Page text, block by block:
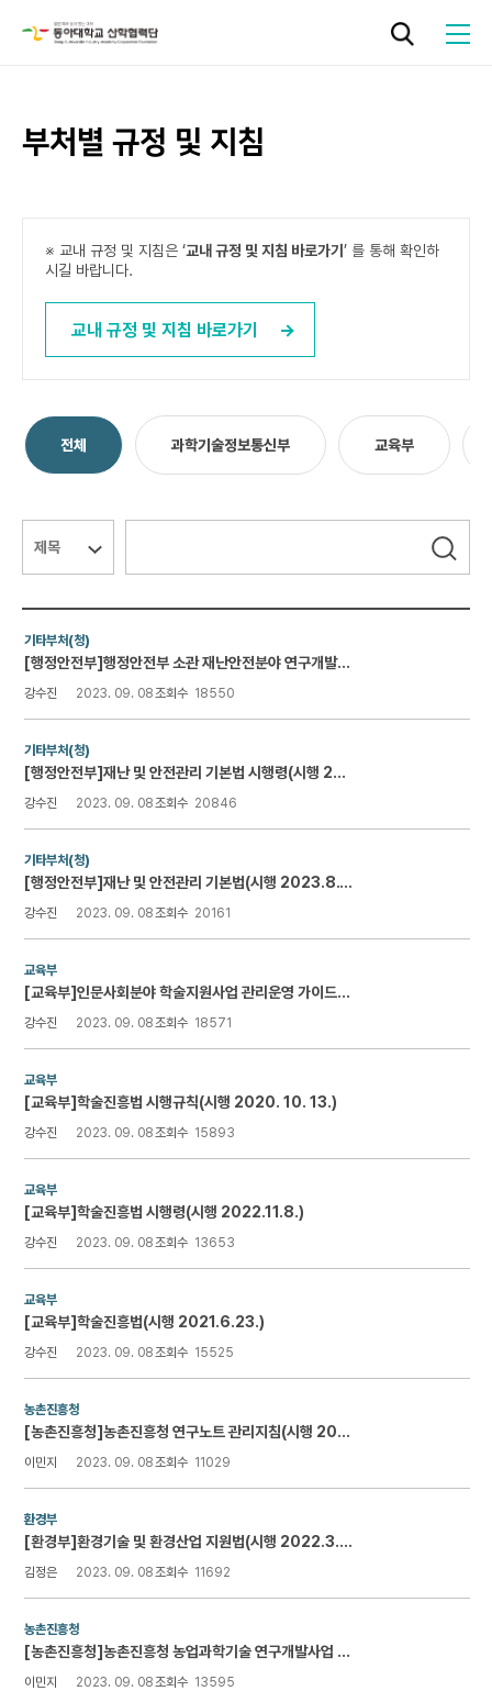
로그인
기술사업화
성과관리
커뮤니티
자료실
부처별 규정 및 지침
※ 교내 규정 및 지침은 ‘교내 규정 및 지침 바로가기 ’ 를 통해 확인하
시길 바랍니다.
교내 규정 및 지침 바로가기
전체 과학기술정보통신부 교육부
검색대상
검색어
필수 검색
기타부처(청)
[행정안전부]행정안전부 소관 재난안전분야 연구개발사업 처리규정(시행 2023.1.20.)
강수진 2023. 09. 08조회수 18550
기타부처(청)
[행정안전부]재난 및 안전관리 기본법 시행령(시행 2023.8.17.)
강수진 2023. 09. 08조회수 20846
기타부처(청)
[행정안전부]재난 및 안전관리 기본법(시행 2023.8.17.)
강수진 2023. 09. 08조회수 20161
교육부
[교육부]인문사회분야 학술지원사업 관리운영 가이드라인 및 사업비 사용기준
강수진 2023. 09. 08조회수 18571
교육부
[교육부]학술진흥법 시행규칙(시행 2020. 10. 13.)
강수진 2023. 09. 08조회수 15893
교육부
[교육부]학술진흥법 시행령(시행 2022.11.8.)
강수진 2023. 09. 08조회수 13653
교육부
[교육부]학술진흥법(시행 2021.6.23.)
강수진 2023. 09. 08조회수 15525
농촌진흥청
[농촌진흥청]농촌진흥청 연구노트 관리지침(시행 2022.4.22.)
이민지 2023. 09. 08조회수 11029
환경부
[환경부]환경기술 및 환경산업 지원법(시행 2022.3.25.)
김정은 2023. 09. 08조회수 11692
농촌진흥청
[농촌진흥청]농촌진흥청 농업과학기술 연구개발사업 운영지침(시행 2021. 9. 1.)
이민지 2023. 09. 08조회수 13595